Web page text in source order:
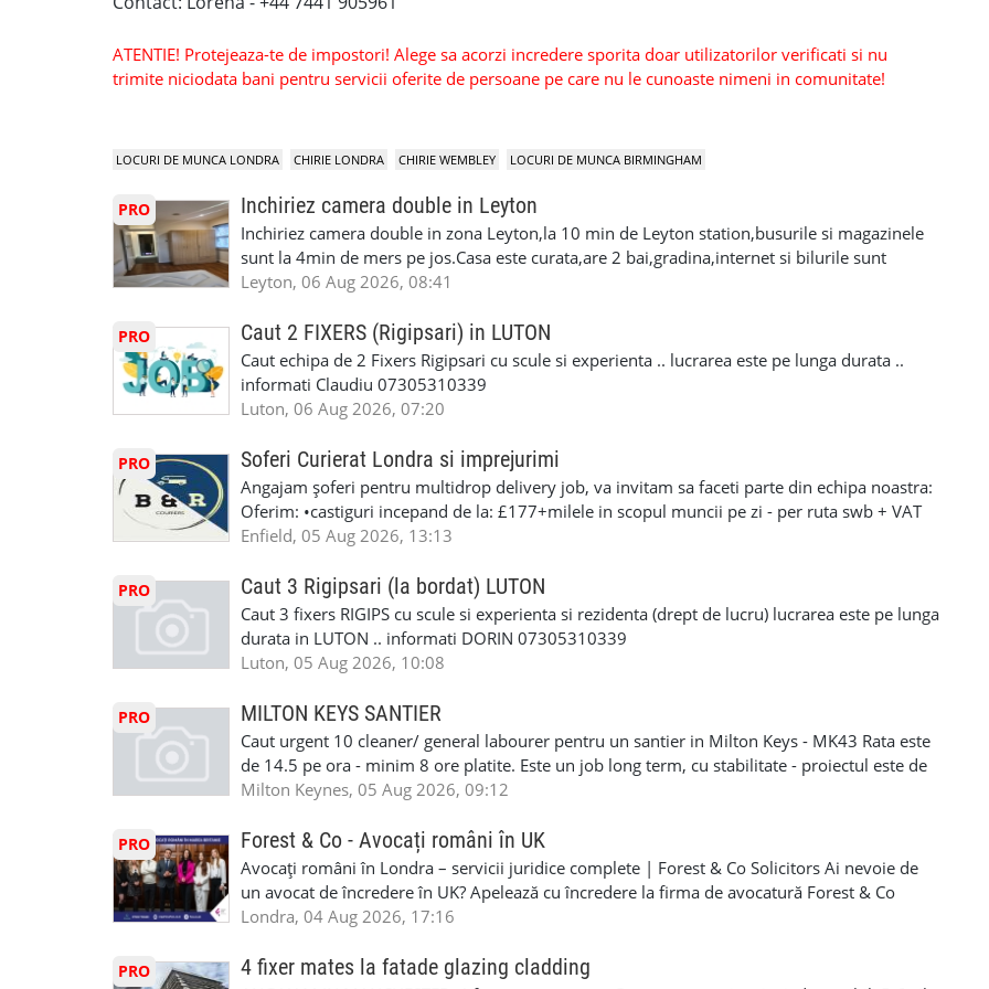
ATENTIE! Protejeaza-te de impostori! Alege sa acorzi incredere sporita doar utilizatorilor verificati si nu
trimite niciodata bani pentru servicii oferite de persoane pe care nu le cunoaste nimeni in comunitate!
LOCURI DE MUNCA LONDRA CHIRIE LONDRA CHIRIE WEMBLEY LOCURI DE MUNCA BIRMINGHAM
PRO Inchiriez camera double in Leyton
Inchiriez camera double in zona Leyton,la 10 min de Leyton station,busurile si magazinele
sunt la 4min de mers pe jos.Casa este curata,are 2 bai,gradina,internet si bilurile sunt
incluse.Cautam o persoana sau un cuplu linistit,serios si muncitor. Pentru mai multe
seriozitate.Multumesc anticipat.
Leyton, 06 Aug 2026, 08:41
PRO Caut 2 FIXERS (Rigipsari) in LUTON
Caut echipa de 2 Fixers Rigipsari cu scule si experienta .. lucrarea este pe lunga durata ..
informati Claudiu 07305310339
Luton, 06 Aug 2026, 07:20
PRO Soferi Curierat Londra si imprejurimi
Angajam șoferi pentru multidrop delivery job, va invitam sa faceti parte din echipa noastra:
Oferim: •castiguri incepand de la: £177+milele in scopul muncii pe zi - per ruta swb + VAT
pentru cei platitori de VAT si £190+milele in scopul muncii pe zi per ruta lwb + VAT pentru
status obligatoriu •varsta minima 21 de ani •1 an experienta pe permis •cazier curat -
compania aplica pentru dumneavoastra •posibilitatea sa treceti un test drog si alcool
•oferim: - training platit (3 zile-£117 pe zi) - contract de munca pe o perioada
nedeterminata. -full time/ part-time - van oferit de firma contra cost( in cazul in care nu
masinii). Acceptam cu permis UK si permis RO. Recrutam pentru urmatoarele locatii: -
Enfield - Weybridge - Romford - Luton - Harlow - Northampton Pentru mai multe detalii si
programari la interviu apelati cu incredere la noi - 07494685033
Enfield, 05 Aug 2026, 13:13
PRO Caut 3 Rigipsari (la bordat) LUTON
Caut 3 fixers RIGIPS cu scule si experienta si rezidenta (drept de lucru) lucrarea este pe lunga
durata in LUTON .. informati DORIN 07305310339
Luton, 05 Aug 2026, 10:08
PRO MILTON KEYS SANTIER
Caut urgent 10 cleaner/ general labourer pentru un santier in Milton Keys - MK43 Rata este
de 14.5 pe ora - minim 8 ore platite. Este un job long term, cu stabilitate - proiectul este de
la Amazon. Munca este usoara, general labourer si cleaning. Acceptam si femei si barbati
SAPTAMANALA Contact: +44 7308 606203 - lasati-mi un mesaj pe WHATSAPP daca sunteti
interesati
Milton Keynes, 05 Aug 2026, 09:12
PRO Forest & Co - Avocați români în UK
Avocați români în Londra – servicii juridice complete | Forest & Co Solicitors Ai nevoie de
un avocat de încredere în UK? Apelează cu încredere la firma de avocatură Forest & Co
Solicitors, indiferent că ai nevoie de asistență pentru companie sau personal. ✅ Servicii
familiei (divorț, custodie, partaj) • Dreptul muncii • Litigii civile și soluționarea disputelor ✅
Londra, 04 Aug 2026, 17:16
PRO 4 fixer mates la fatade glazing cladding